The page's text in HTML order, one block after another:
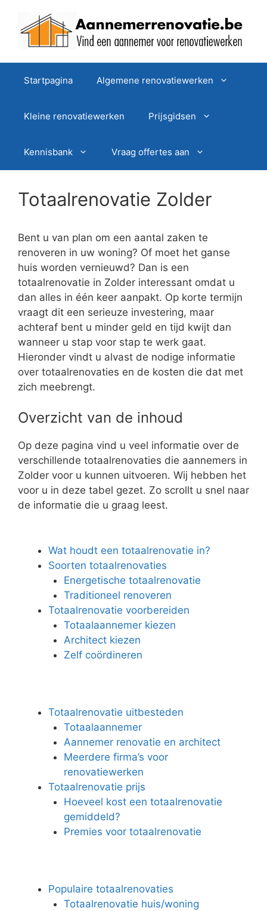
Startpagina Algemene renovatiewerken
Kleine renovatiewerken Prijsgidsen
Kennisbank Vraag offertes aan
Totaalrenovatie Zolder
Bent u van plan om een aantal zaken te
renoveren in uw woning? Of moet het ganse
huis worden vernieuwd? Dan is een
totaalrenovatie in Zolder interessant omdat u
dan alles in één keer aanpakt. Op korte termijn
vraagt dit een serieuze investering, maar
achteraf bent u minder geld en tijd kwijt dan
wanneer u stap voor stap te werk gaat.
Hieronder vindt u alvast de nodige informatie
over totaalrenovaties en de kosten die dat met
zich meebrengt.
Overzicht van de inhoud
Op deze pagina vind u veel informatie over de
verschillende totaalrenovaties die aannemers in
Zolder voor u kunnen uitvoeren. Wij hebben het
voor u in deze tabel gezet. Zo scrollt u snel naar
de informatie die u graag leest.
Wat houdt een totaalrenovatie in?
Soorten totaalrenovaties
Energetische totaalrenovatie
Traditioneel renoveren
Totaalrenovatie voorbereiden
Totaalaannemer kiezen
Architect kiezen
Zelf coördineren
Totaalrenovatie uitbesteden
Totaalaannemer
Aannemer renovatie en architect
Meerdere firma’s voor
renovatiewerken
Totaalrenovatie prijs
Hoeveel kost een totaalrenovatie
gemiddeld?
Premies voor totaalrenovatie
Populaire totaalrenovaties
Totaalrenovatie huis/woning